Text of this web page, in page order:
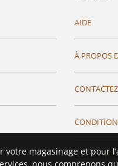
AIDE
À PROPOS
magasinage et pour